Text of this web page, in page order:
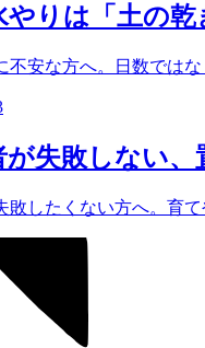
やりは「土の
不安な方へ。日数では
が失敗しない
敗したくない方へ。育